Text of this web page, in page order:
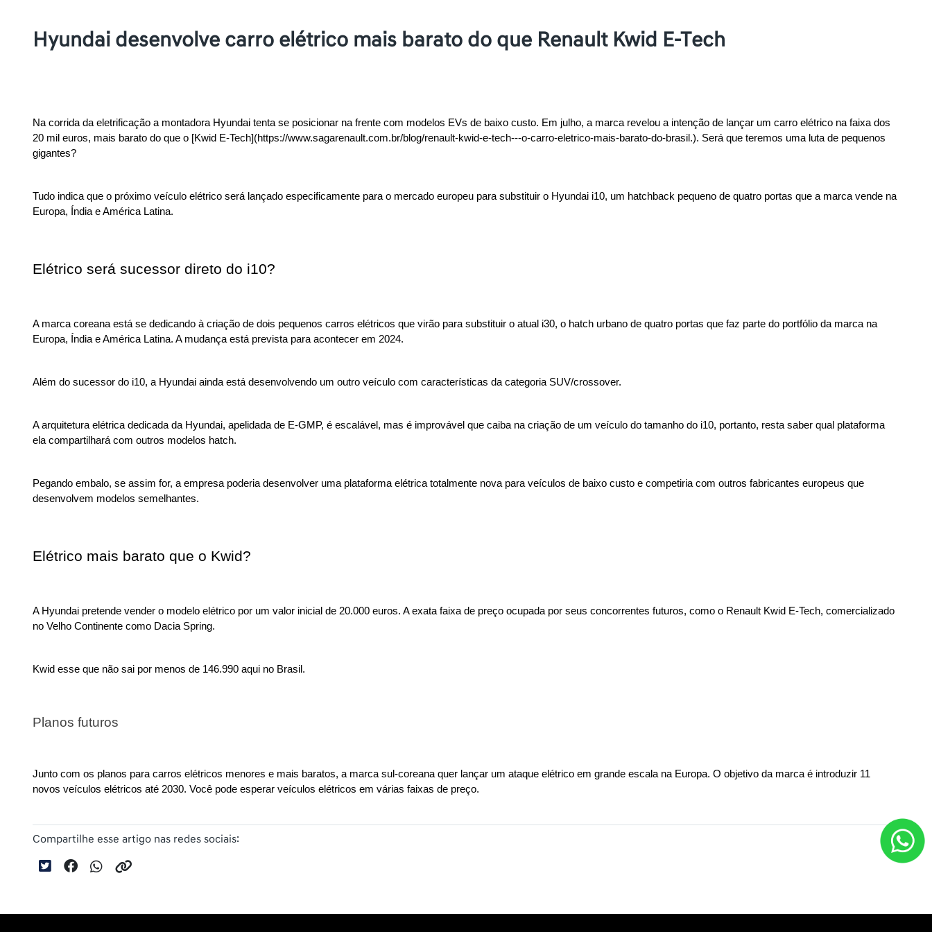
Hyundai desenvolve carro elétrico mais barato do que Renault Kwid E-Tech
Na corrida da eletrificação a montadora Hyundai tenta se posicionar na frente com modelos EVs de baixo custo. Em julho, a marca revelou a intenção de lançar um carro elétrico na faixa dos
20 mil euros, mais barato do que o [Kwid E-Tech](https://www.sagarenault.com.br/blog/renault-kwid-e-tech---o-carro-eletrico-mais-barato-do-brasil.). Será que teremos uma luta de pequenos
gigantes?
Tudo indica que o próximo veículo elétrico será lançado especificamente para o mercado europeu para substituir o Hyundai i10, um hatchback pequeno de quatro portas que a marca vende na
Europa, Índia e América Latina.
Elétrico será sucessor direto do i10?
A marca coreana está se dedicando à criação de dois pequenos carros elétricos que virão para substituir o atual i30, o hatch urbano de quatro portas que faz parte do portfólio da marca na
Europa, Índia e América Latina. A mudança está prevista para acontecer em 2024.
Além do sucessor do i10, a Hyundai ainda está desenvolvendo um outro veículo com características da categoria SUV/crossover.
A arquitetura elétrica dedicada da Hyundai, apelidada de E-GMP, é escalável, mas é improvável que caiba na criação de um veículo do tamanho do i10, portanto, resta saber qual plataforma
ela compartilhará com outros modelos hatch.
Pegando embalo, se assim for, a empresa poderia desenvolver uma plataforma elétrica totalmente nova para veículos de baixo custo e competiria com outros fabricantes europeus que
desenvolvem modelos semelhantes.
Elétrico mais barato que o Kwid?
A Hyundai pretende vender o modelo elétrico por um valor inicial de 20.000 euros. A exata faixa de preço ocupada por seus concorrentes futuros, como o Renault Kwid E-Tech, comercializado
no Velho Continente como Dacia Spring.
Kwid esse que não sai por menos de 146.990 aqui no Brasil.
Planos futuros
Junto com os planos para carros elétricos menores e mais baratos, a marca sul-coreana quer lançar um ataque elétrico em grande escala na Europa. O objetivo da marca é introduzir 11
novos veículos elétricos até 2030. Você pode esperar veículos elétricos em várias faixas de preço.
Compartilhe esse artigo nas redes sociais: